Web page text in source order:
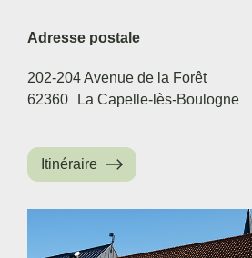
Adresse postale
202-204 Avenue de la Forêt
62360
La Capelle-lès-Boulogne
Itinéraire